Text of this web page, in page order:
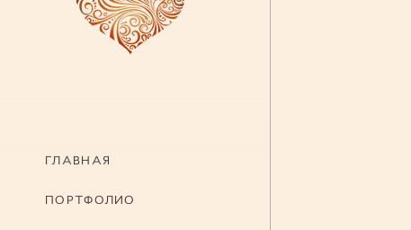
ГЛАВНАЯ
ПОРТФОЛИО